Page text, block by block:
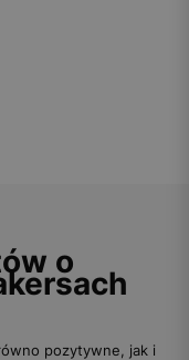
o
pozytywne, jak i